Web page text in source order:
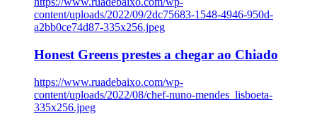
content/uploads/2022/09/2dc75683-1548-4946-950d-
a2bb0ce74d87-335x256.jpeg
Honest Greens prestes a chegar ao Chiado
https://www.ruadebaixo.com/wp-
content/uploads/2022/08/chef-nuno-mendes_lisboeta-
335x256.jpeg